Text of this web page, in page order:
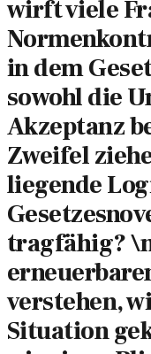
wirft viele
in dem
sowohl die
Akzeptanz
Zweifel
liegende
tragfähig?
verstehen,
Situation